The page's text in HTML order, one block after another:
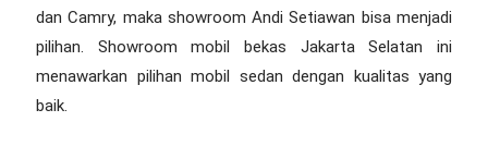
dan Camry, maka showroom Andi Setiawan bisa menjadi
pilihan. Showroom mobil bekas Jakarta Selatanini
menawarkan pilihan mobil sedan dengan kualitas yang
baik.